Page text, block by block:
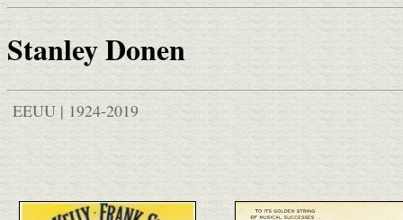
Stanley Donen
EEUU | 1924-2019